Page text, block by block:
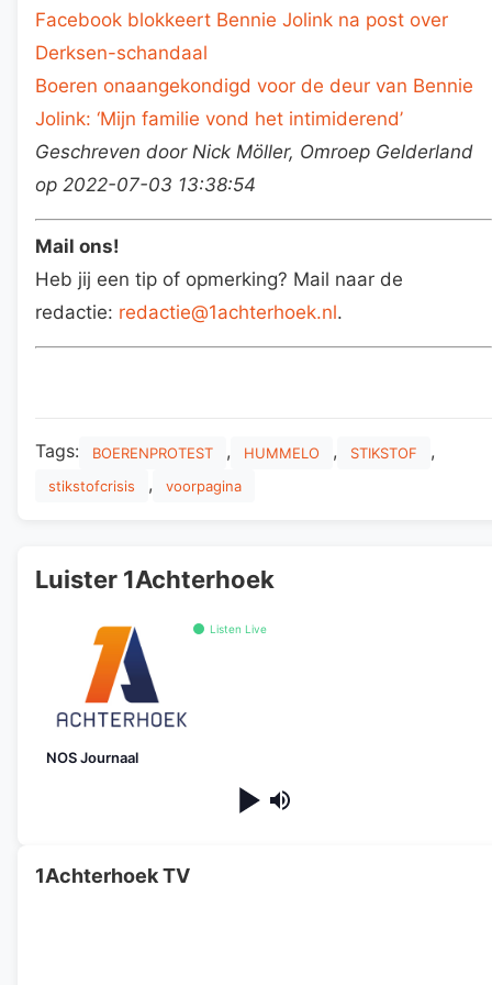
Facebook blokkeert Bennie Jolink na post over
Derksen-schandaal
Boeren onaangekondigd voor de deur van Bennie
Jolink: ‘Mijn familie vond het intimiderend’
Geschreven door Nick Möller, Omroep Gelderland
op 2022-07-03 13:38:54
Mail ons!
Heb jij een tip of opmerking? Mail naar de
redactie: redactie@1achterhoek.nl.
Tags: BOERENPROTEST , HUMMELO , STIKSTOF ,
stikstofcrisis , voorpagina
Luister 1Achterhoek
Listen Live
NOS Journaal
1Achterhoek TV